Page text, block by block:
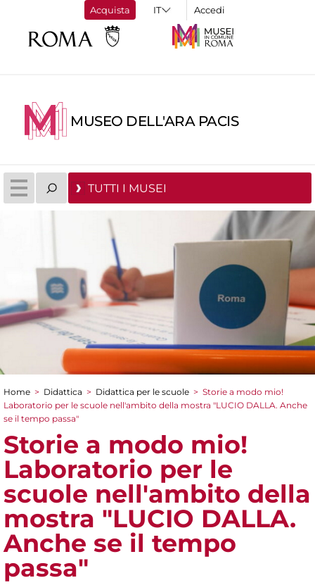
Acquista Accedi
MUSEO DELL'ARA PACIS
TUTTI I MUSEI
Tu sei qui
Home > Didattica > Didattica per le scuole > Storie a modo mio!
Laboratorio per le scuole nell'ambito della mostra "LUCIO DALLA. Anche
se il tempo passa"
Storie a modo mio!
Laboratorio per le
scuole nell'ambito della
mostra "LUCIO DALLA.
Anche se il tempo
passa"